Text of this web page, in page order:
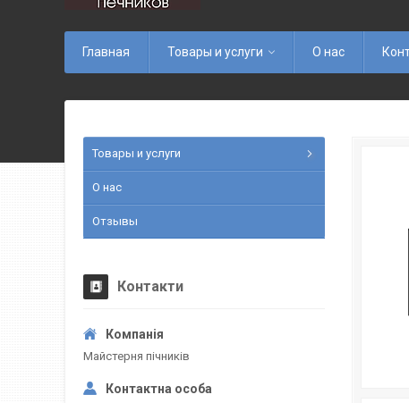
Главная Товары и услуги О нас
Товары и услуги
О нас
Отзывы
Контакти
Майстерня пічників